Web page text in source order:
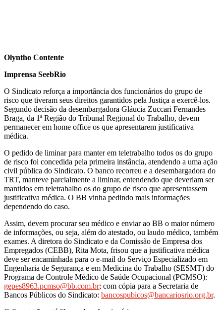
Olyntho Contente
Imprensa SeebRio
O Sindicato reforça a importância dos funcionários do grupo de
risco que tiveram seus direitos garantidos pela Justiça a exercê-los.
Segundo decisão da desembargadora Gláucia Zuccari Fernandes
Braga, da 1ª Região do Tribunal Regional do Trabalho, devem
permanecer em home office os que apresentarem justificativa
médica.
O pedido de liminar para manter em teletrabalho todos os do grupo
de risco foi concedida pela primeira instância, atendendo a uma ação
civil pública do Sindicato. O banco recorreu e a desembargadora do
TRT, manteve parcialmente a liminar, entendendo que deveriam ser
mantidos em teletrabalho os do grupo de risco que apresentassem
justificativa médica. O BB vinha pedindo mais informações
dependendo do caso.
Assim, devem procurar seu médico e enviar ao BB o maior número
de informações, ou seja, além do atestado, ou laudo médico, também
exames. A diretora do Sindicato e da Comissão de Empresa dos
Empregados (CEBB), Rita Mota, frisou que a justificativa médica
deve ser encaminhada para o e-mail do Serviço Especializado em
Engenharia de Segurança e em Medicina do Trabalho (SESMT) do
Programa de Controle Médico de Saúde Ocupacional (PCMSO):
gepes8963.pcmso@bb.com.br; com cópia para a Secretaria de
Bancos Públicos do Sindicato: bancospubicos@bancariosrio.org.br.